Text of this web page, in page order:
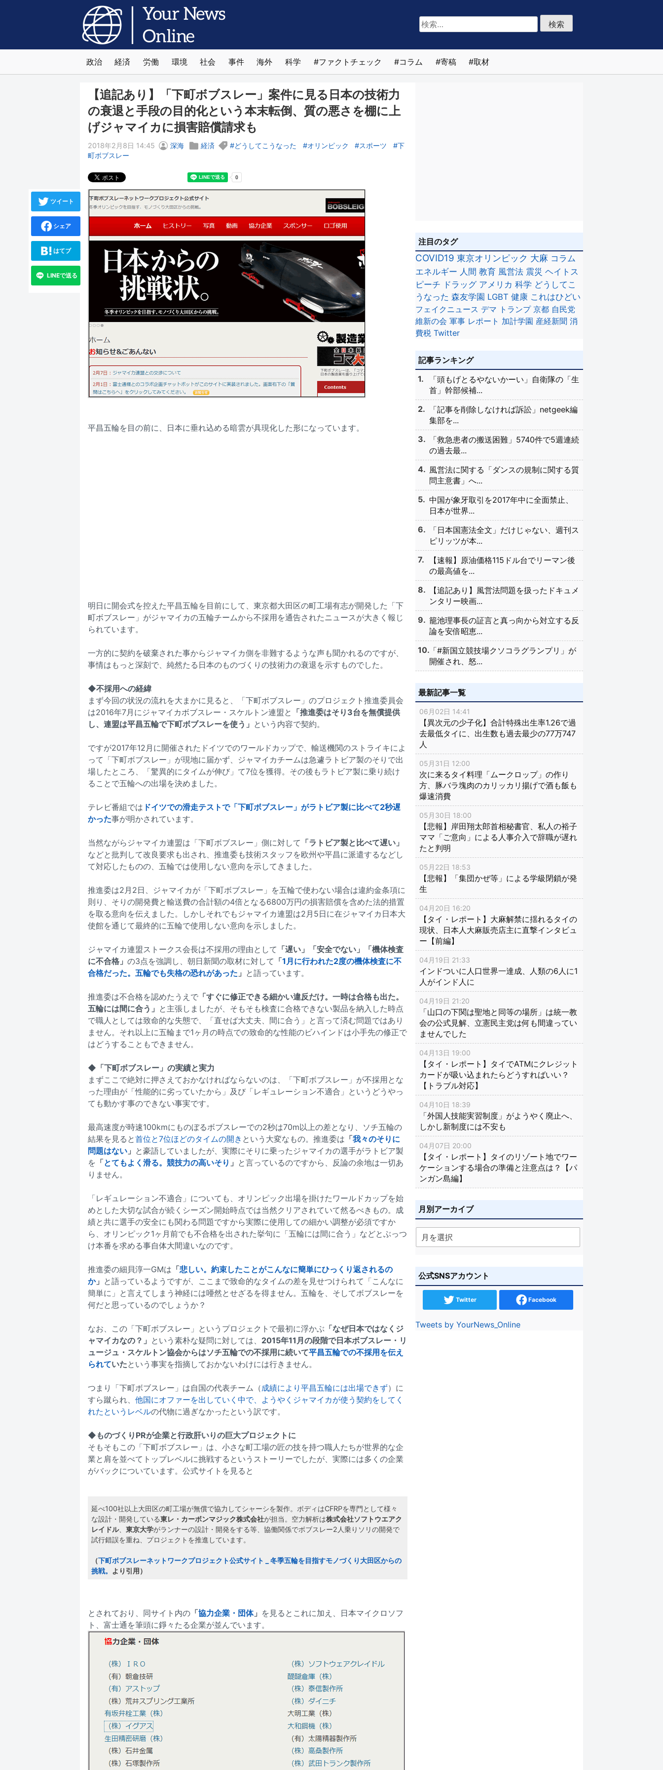
検
索:
政治 経済 労働 環境 社会 事件 海外 科学 ファクトチェック コラム 寄稿 取材
【追記あり】「下町ボブスレー」案件に見る日本の技術力
の衰退と手段の目的化という本末転倒、質の悪さを棚に上
げジャマイカに損害賠償請求も
2018年2月8日 14:45 深海 経済 どうしてこうなった オリンピック スポーツ
下
町ボブスレー
平昌五輪を目の前に、日本に垂れ込める暗雲が具現化した形になっています。
明日に開会式を控えた平昌五輪を目前にして、東京都大田区の町工場有志が開発した「下
町ボブスレー」がジャマイカの五輪チームから不採用を通告されたニュースが大きく報じ
られています。
一方的に契約を破棄された事からジャマイカ側を非難するような声も聞かれるのですが、
事情はもっと深刻で、純然たる日本のものづくりの技術力の衰退を示すものでした。
◆不採用への経緯
まず今回の状況の流れを大まかに見ると、「下町ボブスレー」のプロジェクト推進委員会
は2016年7月にジャマイカボブスレー・スケルトン連盟と 「推進委はそり3台を無償提供
し、連盟は平昌五輪で下町ボブスレーを使う」 という内容で契約。
ですが2017年12月に開催されたドイツでのワールドカップで、輸送機関のストライキによ
って「下町ボブスレー」が現地に届かず、ジャマイカチームは急遽ラトビア製のそりで出
場したところ、「驚異的にタイムが伸び」て7位を獲得。その後もラトビア製に乗り続け
ることで五輪への出場を決めました。
テレビ番組では ドイツでの滑走テストで「下町ボブスレー」がラトビア製に比べて2秒遅
かった事が明かされています。
当然ながらジャマイカ連盟は「下町ボブスレー」側に対して 「ラトビア製と比べて遅い」
などと批判して改良要求も出され、推進委も技術スタッフを欧州や平昌に派遣するなどし
て対応したものの、五輪では使用しない意向を示してきました。
推進委は2月2日、ジャマイカが「下町ボブスレー」を五輪で使わない場合は違約金条項に
則り、そりの開発費と輸送費の合計額の4倍となる6800万円の損害賠償を含めた法的措置
を取る意向を伝えました。しかしそれでもジャマイカ連盟は2月5日に在ジャマイカ日本大
使館を通じて最終的に五輪で使用しない意向を示しました。
ジャマイカ連盟ストークス会長は不採用の理由として 「遅い」「安全でない」「機体検査
に不合格」 の3点を強調し、朝日新聞の取材に対して 「1月に行われた2度の機体検査に不
合格だった。五輪でも失格の恐れがあった 」 と語っています。
推進委は不合格を認めたうえで 「すぐに修正できる細かい違反だけ。一時は合格も出た。
五輪には間に合う」 と主張しましたが、そもそも検査に合格できない製品を納入した時点
で職人としては致命的な失態で、「直せば大丈夫、間に合う」と言って済む問題ではあり
ません。それ以上に五輪まで1ヶ月の時点での致命的な性能のビハインドは小手先の修正で
はどうすることもできません。
◆「下町ボブスレー」の実績と実力
まずここで絶対に押さえておかなければならないのは、「下町ボブスレー」が不採用とな
った理由が「性能的に劣っていたから」及び「レギュレーション不適合」というどうやっ
ても動かす事のできない事実です。
最高速度が時速100kmにものぼるボブスレーでの2秒は70m以上の差となり、ソチ五輪の
結果を見ると首位と7位ほどのタイムの開き という大変なもの。推進委は 「我々のそりに
問題はない 」 と豪語していましたが、実際にそりに乗ったジャマイカの選手がラトビア製
を 「とてもよく滑る。競技力の高いそり 」 と言っているのですから、反論の余地は一切あ
りません。
「レギュレーション不適合」についても、オリンピック出場を掛けたワールドカップを始
めとした大切な試合が続くシーズン開始時点では当然クリアされていて然るべきもの。成
績と共に選手の安全にも関わる問題ですから実際に使用しての細かい調整が必須ですか
ら、オリンピック1ヶ月前でも不合格を出された挙句に「五輪には間に合う」などとぶっつ
け本番を求める事自体大間違いなのです。
推進委の細貝淳一GMは 「悲しい。約束したことがこんなに簡単にひっくり返されるの
か」 と語っているようですが、ここまで致命的なタイムの差を見せつけられて「こんなに
簡単に」と言えてしまう神経には唖然とせざるを得ません。五輪を、そしてボブスレーを
何だと思っているのでしょうか？
なお、この「下町ボブスレー」というプロジェクトで最初に浮かぶ 「なぜ日本ではなくジ
ャマイカなの？」 という素朴な疑問に対しては、 2015年11月の段階で日本ボブスレー・リ
ュージュ・スケルトン協会からはソチ五輪での不採用に続いて平昌五輪での不採用を伝え
られていたという事実を指摘しておかないわけには行きません。
つまり「下町ボブスレー」は自国の代表チーム（ 成績により平昌五輪には出場できず）に
すら蹴られ、 他国にオファーを出していく中で、ようやくジャマイカが使う契約をしてく
れたというレベルの代物に過ぎなかったという訳です。
◆ものづくりPRが企業と行政肝いりの巨大プロジェクトに
そもそもこの「下町ボブスレー」は、小さな町工場の匠の技を持つ職人たちが世界的な企
業と肩を並べてトップレベルに挑戦するというストーリーでしたが、実際には多くの企業
がバックについています。公式サイトを見ると
延べ100社以上大田区の町工場が無償で協力してシャーシを製作。ボディはCFRPを専門として様々
な設計・開発している東レ・カーボンマジック株式会社が担当。空力解析は株式会社ソフトウエアク
レイドル、東京大学がランナーの設計・開発をする等、協働関係でボブスレー2人乗りソリの開発で
試行錯誤を重ね、プロジェクトを推進しています。
（下町ボブスレーネットワークプロジェクト公式サイト _ 冬季五輪を目指すモノづくり大田区からの
挑戦。
より引用）
とされており、同サイト内の 「協力企業・団体」 を見るとこれに加え、日本マイクロソフ
ト、富士通を筆頭に錚々たる企業が並んでいます。
ツイート
シェア
はてブ
LINEで送る
注目のタグ
COVID19 東京オリンピック 大麻 コラム
エネルギー 人間 教育 風営法 震災 ヘイトス
ピーチ ドラッグ アメリカ 科学 どうしてこ
うなった 森友学園 LGBT 健康 これはひどい
フェイクニュース デマ トランプ 京都 自民党
維新の会 軍事 レポート 加計学園 産経新聞 消
費税 Twitter
記事ランキング
「頭もげとるやないかーい」自衛隊の「生
首」幹部候補...
「記事を削除しなければ訴訟」netgeek編
集部を...
「救急患者の搬送困難」5740件で5週連続
の過去最...
風営法に関する「ダンスの規制に関する質
問主意書」へ...
中国が象牙取引を2017年中に全面禁止、
日本が世界...
「日本国憲法全文」だけじゃない、週刊ス
ピリッツが本...
【速報】原油価格115ドル台でリーマン後
の最高値を...
【追記あり】風営法問題を扱ったドキュメ
ンタリー映画...
籠池理事長の証言と真っ向から対立する反
論を安倍昭恵...
「#新国立競技場クソコラグランプリ」が
開催され、怒...
最新記事一覧
06月02日 14:41
【異次元の少子化】合計特殊出生率1.26で過
去最低タイに、出生数も過去最少の77万747
人
05月31日 12:00
次に来るタイ料理「ムークロップ」の作り
方、豚バラ塊肉のカリッカリ揚げで酒も飯も
爆速消費
05月30日 18:00
【悲報】岸田翔太郎首相秘書官、私人の裕子
ママ「ご意向」による人事介入で辞職が遅れ
たと判明
05月22日 18:53
【悲報】「集団かぜ等」による学級閉鎖が発
生
04月20日 16:20
【タイ・レポート】大麻解禁に揺れるタイの
現状、日本人大麻販売店主に直撃インタビュ
ー【前編】
04月19日 21:33
インドついに人口世界一達成、人類の6人に1
人がインド人に
04月19日 21:20
「山口の下関は聖地と同等の場所」は統一教
会の公式見解、立憲民主党は何も間違ってい
ませんでした
04月13日 19:00
【タイ・レポート】タイでATMにクレジット
カードが吸い込まれたらどうすればいい？
【トラブル対応】
04月10日 18:39
「外国人技能実習制度」がようやく廃止へ、
しかし新制度には不安も
04月07日 20:00
【タイ・レポート】タイのリゾート地でワー
ケーションする場合の準備と注意点は？【パ
ンガン島編】
月別アーカイブ
公式SNSアカウント
Twitter Facebook
Tweets by YourNews_Online